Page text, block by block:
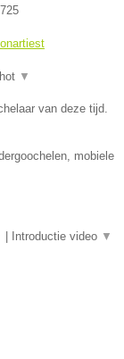
▼
van deze tijd.
mobiele
Introductie video ▼